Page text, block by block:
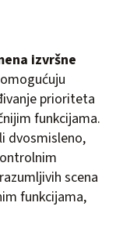
izvršne
prioriteta
funkcijama.
dvosmisleno,
scena
funkcijama,